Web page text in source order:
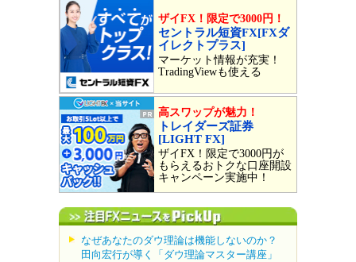
ザイFX！限定で3000円！
セントラル短資FX[FXダ
イレクトプラス]
マーケット情報が充実！
TradingViewも使える
高スワップが魅力！
トレイダーズ証券
[LIGHT FX]
ザイFX！限定で3000円が
もらえるおトクな口座開設
キャンペーン実施中！
なぜあなたのダウ理論は機能しないのか？
田向宏行が導く「ダウ理論マスター講座」